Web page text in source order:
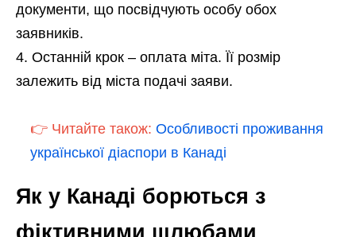
документи, що посвідчують особу обох
заявників.
Останній крок – оплата міта. Її розмір
залежить від міста подачі заяви.
👉 Читайте також: Особливості проживання
української діаспори в Канаді
Як у Канаді борються з
фіктивними шлюбами